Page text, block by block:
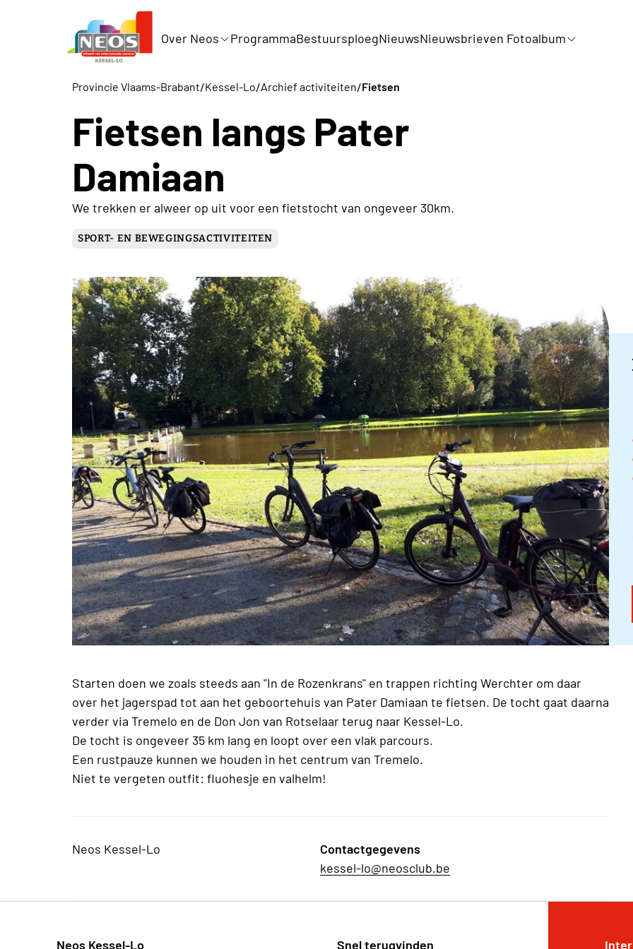
Over Neos ProgrammaBestuursploegNieuwsNieuwsbrieven Fotoalbum
Provincie Vlaams-Brabant/Kessel-Lo/Archief activiteiten/Fietsen
Fietsen langs Pater
Damiaan
We trekken er alweer op uit voor een fietstocht van ongeveer 30km.
SPORT- EN BEWEGINGSACTIVITEITEN
Starten doen we zoals steeds aan "In de Rozenkrans" en trappen richting Werchter om daar
over het jagerspad tot aan het geboortehuis van Pater Damiaan te fietsen. De tocht gaat daarna
verder via Tremelo en de Don Jon van Rotselaar terug naar Kessel-Lo.
De tocht is ongeveer 35 km lang en loopt over een vlak parcours.
Een rustpauze kunnen we houden in het centrum van Tremelo.
Niet te vergeten outfit: fluohesje en valhelm!
Neos Kessel-Lo
Contactgegevens
kessel-lo@neosclub.be
Neos Kessel-Lo Snel terugvinden